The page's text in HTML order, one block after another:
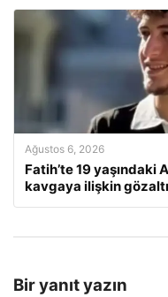
Ağustos 6, 2026
Fatih’te 19 yaşındaki
kavgaya ilişkin gözaltı
Bir yanıt yazın